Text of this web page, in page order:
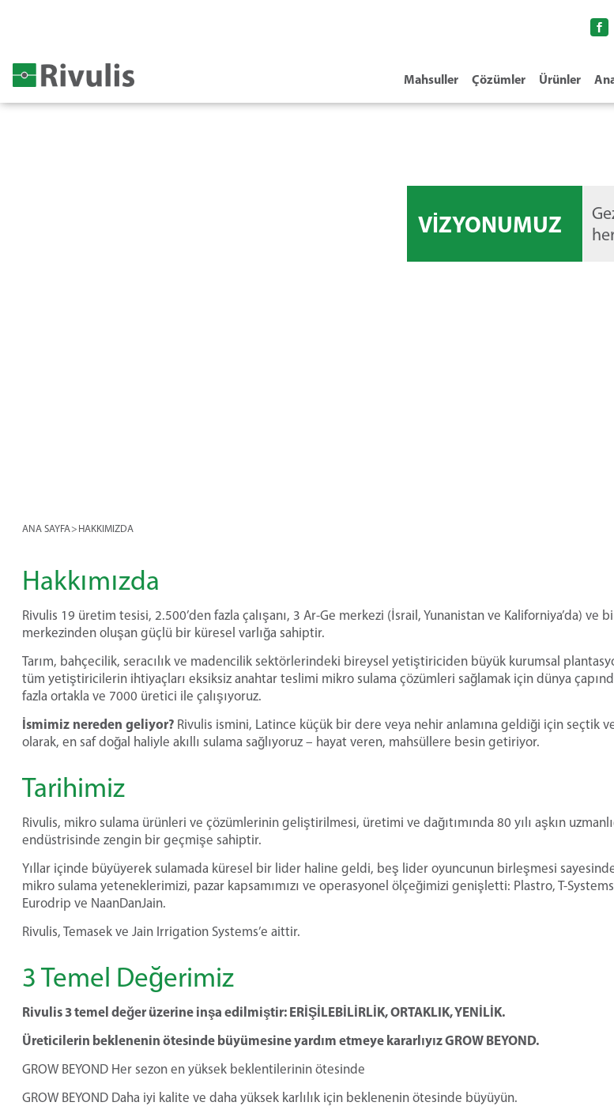
Mahsuller Çözümler Ürünler
VİZYONUMUZ
ANA SAYFA> HAKKIMIZDA
Hakkımızda
Rivulis 19 üretim tesisi, 2.500’den fazla çalışanı, 3 Ar-Ge merkezi (İsrail, Yunanistan ve Kaliforniya’da) ve
merkezinden oluşan güçlü bir küresel varlığa sahiptir.
Tarım, bahçecilik, seracılık ve madencilik sektörlerindeki bireysel yetiştiriciden büyük kurumsal
tüm yetiştiricilerin ihtiyaçları eksiksiz anahtar teslimi mikro sulama çözümleri sağlamak için dünya
fazla ortakla ve 7000 üretici ile çalışıyoruz.
İsmimiz nereden geliyor? Rivulis ismini, Latince küçük bir dere veya nehir anlamına geldiği için seçtik
olarak, en saf doğal haliyle akıllı sulama sağlıyoruz – hayat veren, mahsüllere besin getiriyor.
Tarihimiz
Rivulis, mikro sulama ürünleri ve çözümlerinin geliştirilmesi, üretimi ve dağıtımında 80 yılı aşkın
endüstrisinde zengin bir geçmişe sahiptir.
Yıllar içinde büyüyerek sulamada küresel bir lider haline geldi, beş lider oyuncunun birleşmesi
mikro sulama yeteneklerimizi, pazar kapsamımızı ve operasyonel ölçeğimizi genişletti: Plastro, T-
Eurodrip ve NaanDanJain.
Rivulis, Temasek ve Jain Irrigation Systems’e aittir.
3 Temel Değerimiz
Rivulis 3 temel değer üzerine inşa edilmiştir: ERİŞİLEBİLİRLİK, ORTAKLIK, YENİLİK.
Üreticilerin beklenenin ötesinde büyümesine yardım etmeye kararlıyız GROW BEYOND.
GROW BEYOND Her sezon en yüksek beklentilerinin ötesinde
GROW BEYOND Daha iyi kalite ve daha yüksek karlılık için beklenenin ötesinde büyüyün.